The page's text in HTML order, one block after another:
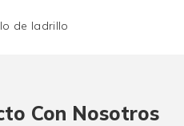
de ladrillo
Con Nosotros